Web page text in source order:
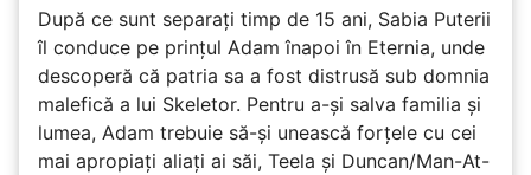
După ce sunt separați timp de 15 ani, Sabia Puterii
îl conduce pe prințul Adam înapoi în Eternia, unde
descoperă că patria sa a fost distrusă sub domnia
malefică a lui Skeletor. Pentru a-și salva familia și
lumea, Adam trebuie să-și unească forțele cu cei
mai apropiați aliați ai săi, Teela și Duncan/Man-At-